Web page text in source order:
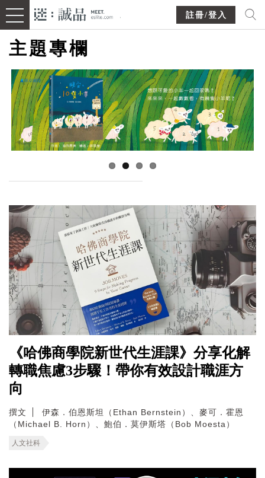
註冊/登入
主題專欄
《哈佛商學院新世代生涯課》分享化解
轉職焦慮3步驟！帶你有效設計職涯方
向
撰文
伊森．伯恩斯坦（Ethan Bernstein）、麥可．霍恩
（Michael B. Horn）、鮑伯．莫伊斯塔（Bob Moesta）
人文社科